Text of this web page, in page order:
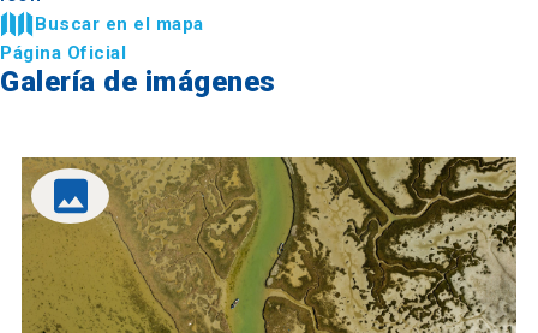
Buscar en el mapa
Página Oficial
Galería de imágenes